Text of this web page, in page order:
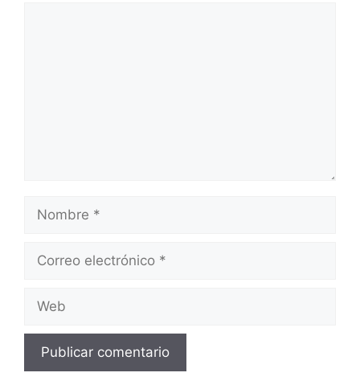
Nombre
Correo
Web